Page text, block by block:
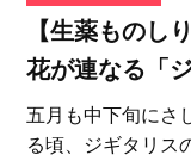
【生薬ものし
花が連なる「
五月も中下旬にさ
る頃、ジギタリス